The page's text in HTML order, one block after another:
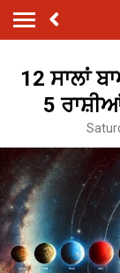
12 ਸਾਲਾਂ
5